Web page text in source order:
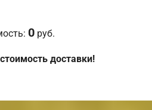
0 руб.
доставки!